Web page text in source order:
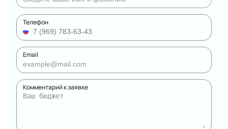
Телефон
Email
Комментарий к заявке